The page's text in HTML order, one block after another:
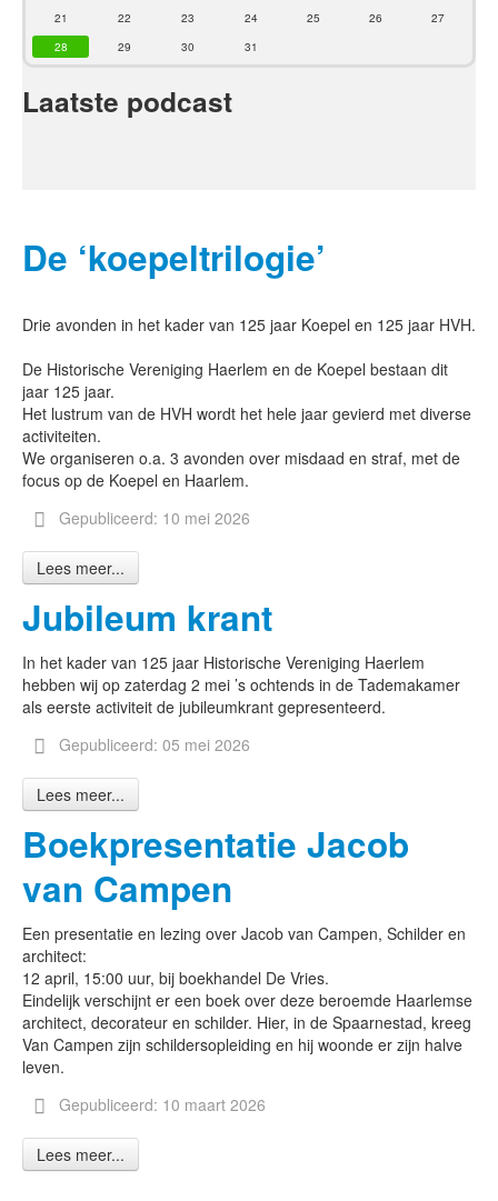
21
22 23 24 25 26
27
28
29 30 31
Laatste podcast
De ‘koepeltrilogie’
Drie avonden in het kader van 125 jaar Koepel en 125 jaar HVH.
De Historische Vereniging Haerlem en de Koepel bestaan dit
jaar 125 jaar.
Het lustrum van de HVH wordt het hele jaar gevierd met diverse
activiteiten.
We organiseren o.a. 3 avonden over misdaad en straf, met de
focus op de Koepel en Haarlem.
Gepubliceerd: 10 mei 2026
Lees meer...
Jubileum krant
In het kader van 125 jaar Historische Vereniging Haerlem
hebben wij op zaterdag 2 mei ’s ochtends in de Tademakamer
als eerste activiteit de jubileumkrant gepresenteerd.
Gepubliceerd: 05 mei 2026
Lees meer...
Boekpresentatie Jacob
van Campen
Een presentatie en lezing over Jacob van Campen, Schilder en
architect:
12 april, 15:00 uur, bij boekhandel De Vries.
Eindelijk verschijnt er een boek over deze beroemde Haarlemse
architect, decorateur en schilder. Hier, in de Spaarnestad, kreeg
Van Campen zijn schildersopleiding en hij woonde er zijn halve
leven.
Gepubliceerd: 10 maart 2026
Lees meer...